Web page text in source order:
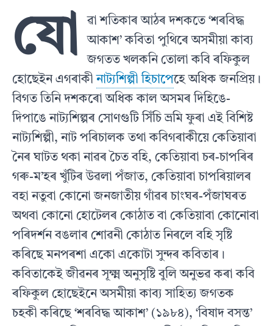
যো
ৱা শতিকাৰ আঠৰ দশকতে ‘শৰবিদ্ধ
আকাশ’ কবিতা পুথিৰে অসমীয়া কাব্য
জগতত খলকনি তোলা কবি ৰফিকুল
হোছেইন এগৰাকীনাট্যশিল্পী হিচাপেহে অধিক জনপ্ৰিয়।
বিগত তিনি দশকৰো অধিক কাল অসমৰ দিহিঙে-
দিপাঙে নাট্যশিল্পৰ সোণগুটি সিঁচি ভ্ৰমি ফুৰা এই বিশিষ্ট
নাট্যশিল্পী, নাট পৰিচালক তথা কবিগৰাকীয়ে কেতিয়াবা
নৈৰ ঘাটত থকা নাৱৰ চৈত বহি, কেতিয়াবা চৰ-চাপৰিৰ
গৰু-ম’হৰ খুঁটিৰ উৱলা পঁজাত, কেতিয়াবা চাপৰিয়ালৰ
বহা নতুবা কোনো জনজাতীয় গাঁৱৰ চাংঘৰ-পঁজাঘৰত
অথবা কোনো হোটেলৰ কোঠাত বা কেতিয়াবা কোনোবা
পৰিদৰ্শন বঙলাৰ শোৱনী কোঠাত নিৰলে বহি সৃষ্টি
কৰিছে মনপৰশা একো একোটা সুন্দৰ কবিতাৰ।
কবিতাকেই জীৱনৰ সূক্ষ্ম অনুসৃষ্টি বুলি অনুভৱ কৰা কবি
ৰফিকুল হোছেইনে অসমীয়া কাব্য সাহিত্য জগতক
চহকী কৰিছে ‘শৰবিদ্ধ আকাশ’ (১৯৮৪), ‘বিষাদ বসন্ত’